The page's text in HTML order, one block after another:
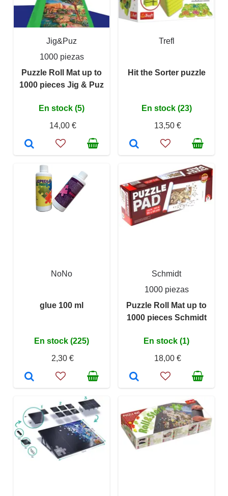
Jig&Puz
1000 piezas
Puzzle Roll Mat up to
1000 pieces Jig & Puz
En stock (5)
14,00 €
Trefl
Hit the Sorter puzzle
En stock (23)
13,50 €
NoNo
glue 100 ml
En stock (225)
2,30 €
Schmidt
1000 piezas
Puzzle Roll Mat up to
1000 pieces Schmidt
En stock (1)
18,00 €